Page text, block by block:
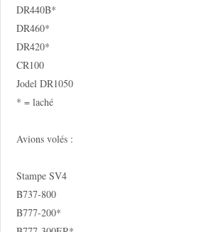
DR440B*
DR460*
DR420*
CR100
Jodel DR1050
* = laché
Avions volés :
Stampe SV4
B737-800
B777-200*